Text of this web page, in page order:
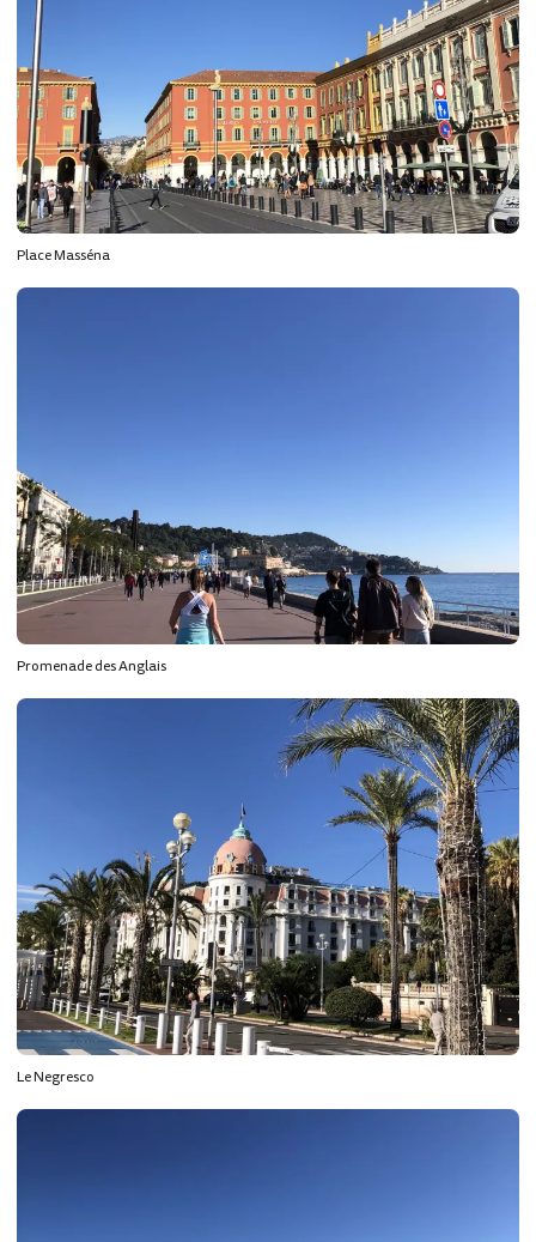
Place Masséna
Promenade des Anglais
Le Negresco